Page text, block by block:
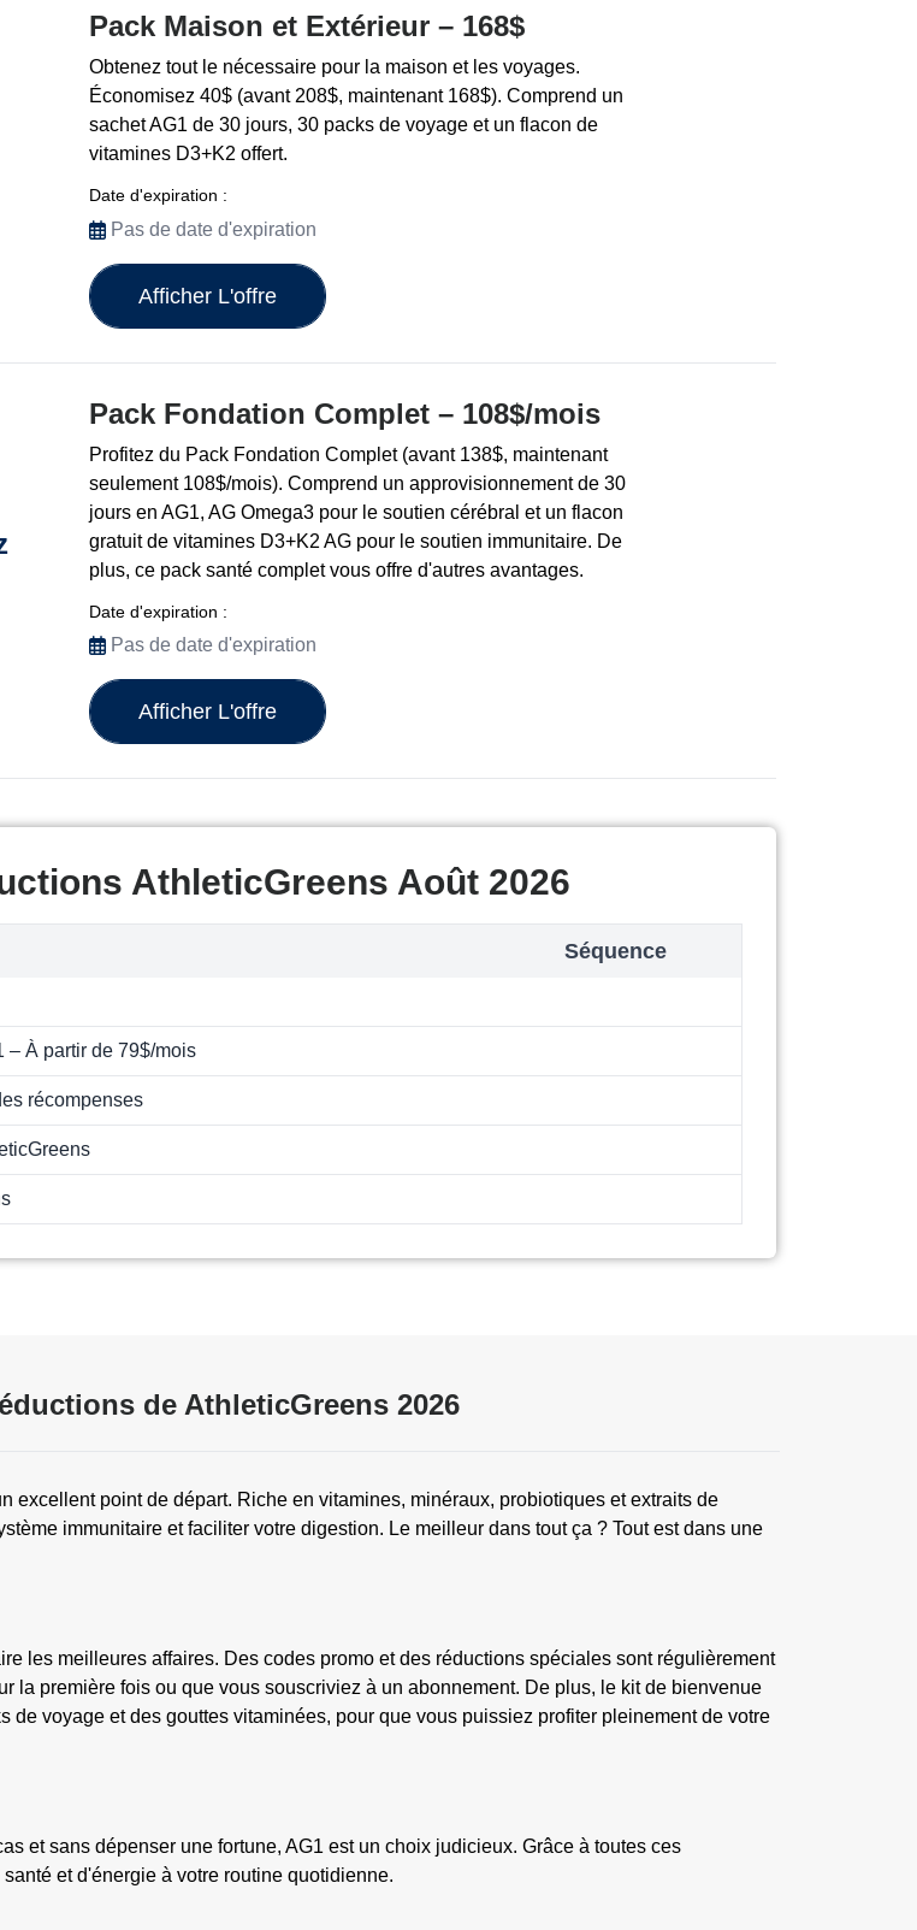
Pack Maison et Extérieur – 168$
Obtenez tout le nécessaire pour la maison et les voyages.
Économisez 40$ (avant 208$, maintenant 168$). Comprend un
sachet AG1 de 30 jours, 30 packs de voyage et un flacon de
vitamines D3+K2 offert.
Date d'expiration :
Pas de date d'expiration
Afficher L'offre
Pack Fondation Complet – 108$/mois
Profitez du Pack Fondation Complet (avant 138$, maintenant
seulement 108$/mois). Comprend un approvisionnement de 30
jours en AG1, AG Omega3 pour le soutien cérébral et un flacon
gratuit de vitamines D3+K2 AG pour le soutien immunitaire. De
plus, ce pack santé complet vous offre d'autres avantages.
Date d'expiration :
Pas de date d'expiration
Afficher L'offre
AthleticGreens Août 2026
Séquence
– À partir de 79$/mois
récompenses
de AthleticGreens 2026
excellent point de départ. Riche en vitamines, minéraux, probiotiques et extraits de
immunitaire et faciliter votre digestion. Le meilleur dans tout ça ? Tout est dans une
les meilleures affaires. Des codes promo et des réductions spéciales sont régulièrement
la première fois ou que vous souscriviez à un abonnement. De plus, le kit de bienvenue
voyage et des gouttes vitaminées, pour que vous puissiez profiter pleinement de votre
et sans dépenser une fortune, AG1 est un choix judicieux. Grâce à toutes ces
et d'énergie à votre routine quotidienne.